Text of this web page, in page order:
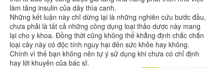
làm tăng insulin của dây thìa canh.
Những kết luận này chỉ dừng lại là những nghiên cứu bước đầu,
chưa phải là tất cả những công dụng loại thảo dược này mang
lại cho y khoa. Đồng thời cũng không thể khẳng định chắc chắn
loại cây này có độc tính nguy hại đến sức khỏe hay không.
Chính vì thế bạn không nên tự ý sử dụng khi chưa có chỉ định
hay lời khuyên của bác sĩ.